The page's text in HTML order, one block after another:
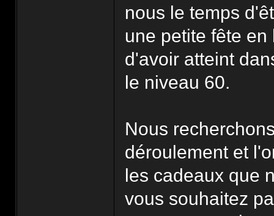
nous le temps
une petite fête
d'avoir atteint
le niveau 60.
Nous
déroulement et
les cadeaux que
vous souhaitez